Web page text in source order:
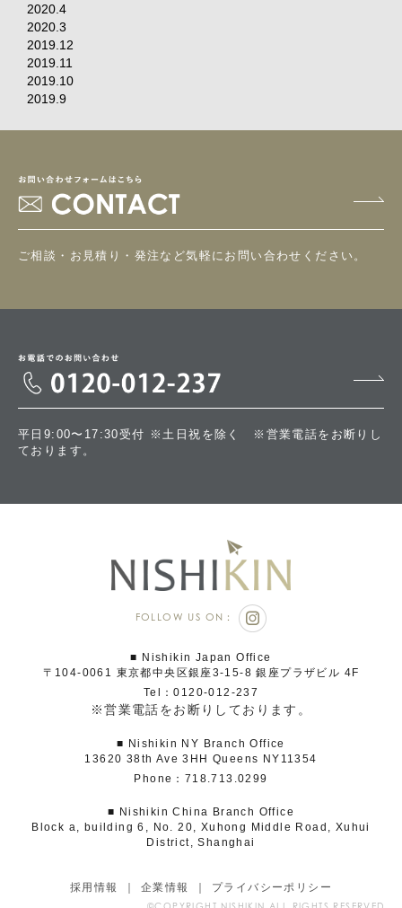
2020.4
2020.3
2019.12
2019.11
2019.10
2019.9
ご相談・お見積り・発注など気軽にお問い合わせください。
平日9:00〜17:30受付 ※土日祝を除く ※営業電話をお断りし
ております。
FOLLOW US ON：
■ Nishikin Japan Office
〒104-0061 東京都中央区銀座3-15-8 銀座プラザビル 4F
Tel：0120-012-237
※営業電話をお断りしております。
■ Nishikin NY Branch Office
13620 38th Ave 3HH Queens NY11354
Phone：718.713.0299
■ Nishikin China Branch Office
Block a, building 6, No. 20, Xuhong Middle Road, Xuhui
District, Shanghai
採用情報 企業情報 プライバシーポリシー